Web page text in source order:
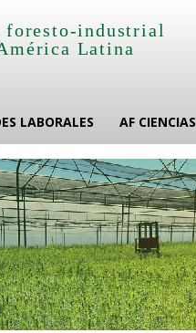
foresto-industrial
Latina
LABORALES AF CIENCIAS